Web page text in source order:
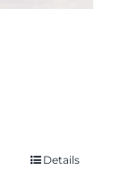
Details